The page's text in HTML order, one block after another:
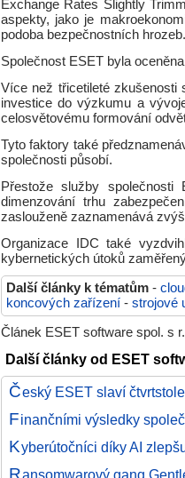
Exchange Rates Slightly
aspekty, jako je
podoba bezpečnostních hrozeb.
Společnost ESET byla
Více než třicetileté zkušenosti
investice do výzkumu a
celosvětovému formování
Tyto faktory také
společnosti působí.
Přestože služby
dimenzování trhu
zaslouženě zaznamenává
Organizace IDC také
kybernetických útoků
Další články k tématům -
koncových zařízení - strojové
Článek ESET software spol. s
Další články od ESET
Český ESET slaví
Finančními výsledky
Kyberútočníci díky AI
Ransomwarový gang